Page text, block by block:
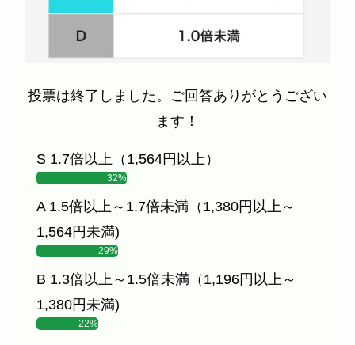
投票は終了しました。ご回答ありがとうござい
ます！
S 1.7倍以上（1,564円以上）
32%
A 1.5倍以上～1.7倍未満（1,380円以上～
1,564円未満)
29%
B 1.3倍以上～1.5倍未満（1,196円以上～
1,380円未満)
22%